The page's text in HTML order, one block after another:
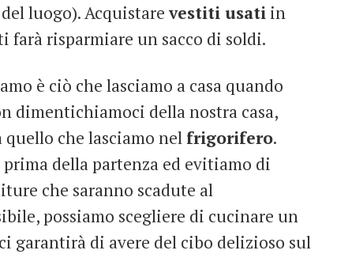
luogo). Acquistarevestiti usati in
farà risparmiare un sacco di soldi.
è ciò che lasciamo a casa quando
dimentichiamoci della nostra casa,
che lasciamo nel frigorifero.
della partenza ed evitiamo di
che saranno scadute al
possiamo scegliere di cucinare un
garantirà di avere del cibo delizioso sul